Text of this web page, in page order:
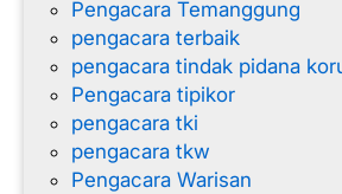
Pengacara Temanggung
pengacara terbaik
pengacara tindak pidana
Pengacara tipikor
pengacara tki
pengacara tkw
Pengacara Warisan